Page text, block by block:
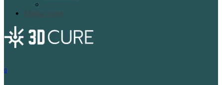
Minha conta
0